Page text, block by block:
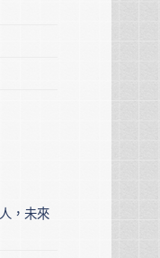
，未來